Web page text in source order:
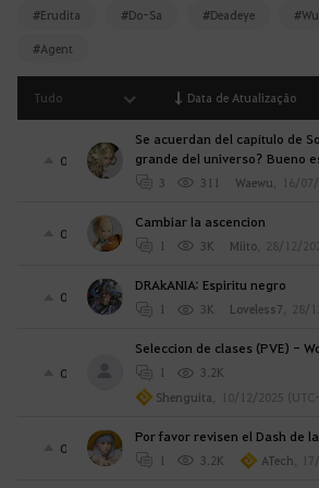
#Erudita #Do-Sa #Deadeye
#Agent
Data de Atualização
Tudo
0
Se acuerdan del capítulo de
grande del universo? Bueno
3 311 Waewu 16/07/
0
Cambiar la ascencion
1 3K Miito 28/12/
0
DRAkANIA: Espiritu negro
1 3K Loveless7 28/
0
Seleccion de clases (PVE) -
1
3.2K
Shenguita
10/12/2025 (UTC-
0
Por favor revisen el Dash de
1 3.2K ATech